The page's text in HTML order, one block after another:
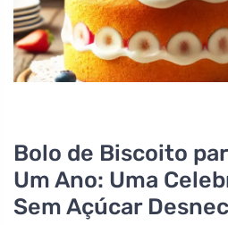
Bolo de Biscoito
Um Ano: Uma
Sem Açúcar